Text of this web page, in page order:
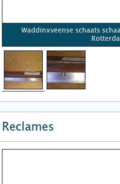
Waddinxveense schaats
Reclames